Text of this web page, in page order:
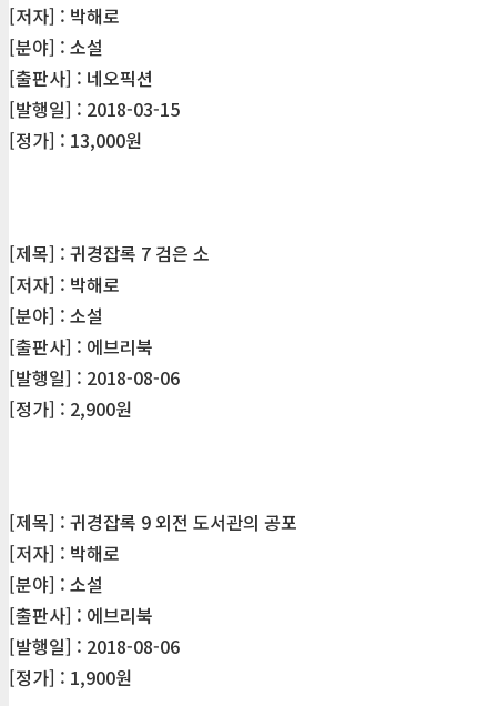
[저자] : 박해로
[분야] : 소설
[출판사] : 네오픽션
[발행일] : 2018-03-15
[정가] : 13,000원
[제목] : 귀경잡록 7 검은 소
[저자] : 박해로
[분야] : 소설
[출판사] : 에브리북
[발행일] : 2018-08-06
[정가] : 2,900원
[제목] : 귀경잡록 9 외전 도서관의 공포
[저자] : 박해로
[분야] : 소설
[출판사] : 에브리북
[발행일] : 2018-08-06
[정가] : 1,900원